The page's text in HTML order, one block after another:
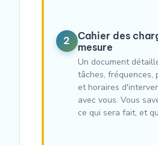
2
Cahier des
mesure
Un document
tâches, fréquences,
et horaires
avec vous. Vous
ce qui sera fait, et